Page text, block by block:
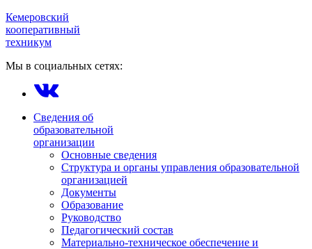
Кемеровский
кооперативный
техникум
Мы в социальных сетях:
Сведения об
образовательной
организации
Основные сведения
Структура и органы управления образовательной
организацией
Документы
Образование
Руководство
Педагогический состав
Материально-техническое обеспечение и